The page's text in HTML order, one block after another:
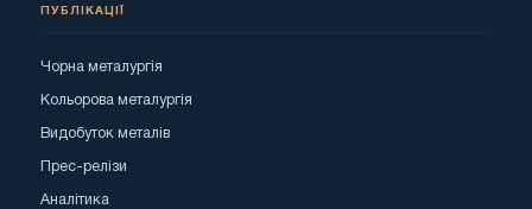
ПУБЛІКАЦІЇ
Чорна металургія
Кольорова металургія
Видобуток металів
Прес-релізи
Аналітика